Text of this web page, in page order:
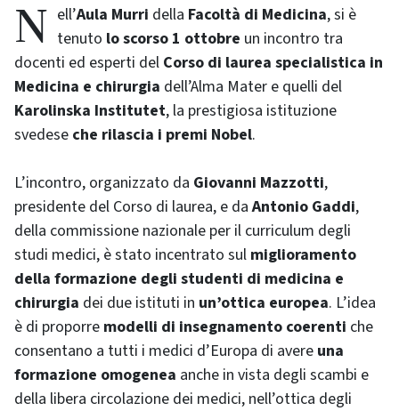
Nell’Aula Murri della Facoltà di Medicina, si è
tenuto lo scorso 1 ottobre un incontro tra
docenti ed esperti del Corso di laurea specialistica in
Medicina e chirurgia dell’Alma Mater e quelli del
Karolinska Institutet, la prestigiosa istituzione
svedese che rilascia i premi Nobel.
L’incontro, organizzato da Giovanni Mazzotti,
presidente del Corso di laurea, e daAntonio Gaddi,
della commissione nazionale per il curriculum degli
studi medici, è stato incentrato sul miglioramento
della formazione degli studenti di medicina e
chirurgia dei due istituti in un’ottica europea. L’idea
è di proporre modelli di insegnamento coerenti che
consentano a tutti i medici d’Europa di avere una
formazione omogenea anche in vista degli scambi e
della libera circolazione dei medici, nell’ottica degli